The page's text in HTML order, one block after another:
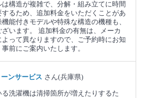
構造が複雑で、分解・組み立てに時間
るため、追加料金をいただくことがあ
能付きモデルや特殊な構造の機種も、
います。 追加料金の有無は、メーカ
って異なりますので、ご予約時にお知
前にご案内いたします。
ンサービス さん(兵庫県)
洗濯機は清掃箇所が増えたりするた